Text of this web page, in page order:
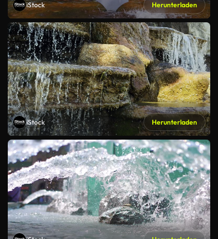
iStock Herunterladen
iStock Herunterladen